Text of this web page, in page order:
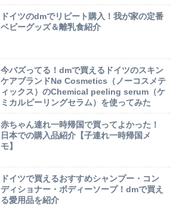
ドイツのdmでリピート購入！我が家の定番
ベビーグッズ＆離乳食紹介
今バズってる！dmで買えるドイツのスキン
ケアブランドNø Cosmetics（ノーコスメテ
ィックス）のChemical peeling serum（ケ
ミカルピーリングセラム）を使ってみた
赤ちゃん連れ一時帰国で買ってよかった！
日本での購入品紹介【子連れ一時帰国メ
モ】
ドイツで買えるおすすめシャンプー・コン
ディショナー・ボディーソープ！dmで買え
る愛用品を紹介